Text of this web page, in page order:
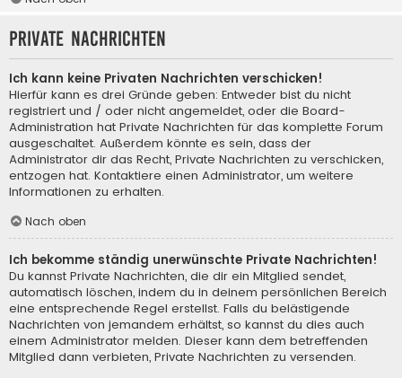
Private Nachrichten
Ich kann keine Privaten Nachrichten verschicken!
Hierfür kann es drei Gründe geben: Entweder bist du nicht
registriert und / oder nicht angemeldet, oder die Board-
Administration hat Private Nachrichten für das komplette Forum
ausgeschaltet. Außerdem könnte es sein, dass der
Administrator dir das Recht, Private Nachrichten zu verschicken,
entzogen hat. Kontaktiere einen Administrator, um weitere
Informationen zu erhalten.
Nach oben
Ich bekomme ständig unerwünschte Private Nachrichten!
Du kannst Private Nachrichten, die dir ein Mitglied sendet,
automatisch löschen, indem du in deinem persönlichen Bereich
eine entsprechende Regel erstellst. Falls du belästigende
Nachrichten von jemandem erhältst, so kannst du dies auch
einem Administrator melden. Dieser kann dem betreffenden
Mitglied dann verbieten, Private Nachrichten zu versenden.